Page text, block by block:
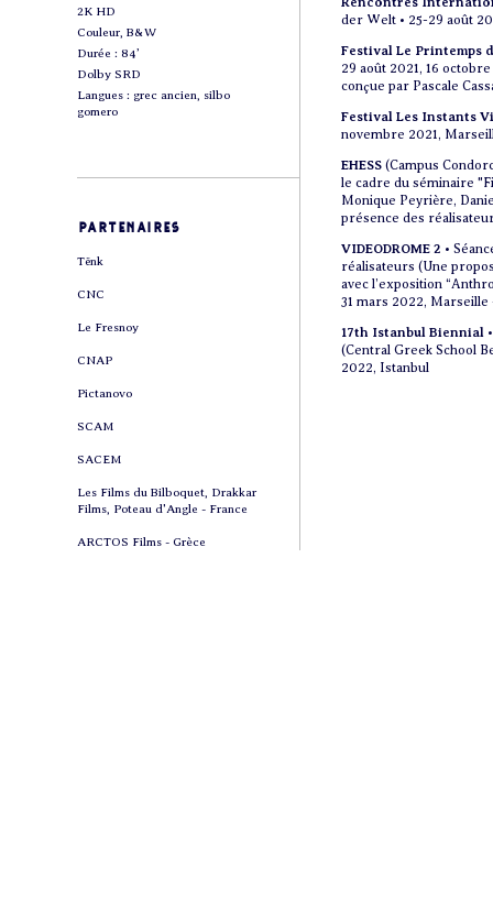
2K HD
Couleur, B&W
Durée : 84’
Dolby SRD
Langues : grec ancien, silbo
gomero
partenaires
Tënk
CNC
Le Fresnoy
CNAP
Pictanovo
SCAM
SACEM
Les Films du Bilboquet, Drakkar
Films, Poteau d'Angle - France
ARCTOS Films - Grèce
der Welt • 25-29 août
Festival Le Printemps
29 août 2021, 16
conçue par Pascale
Festival Les Instants
novembre 2021,
EHESS (Campus
le cadre du séminaire
Monique Peyrière,
présence des
VIDEODROME 2 •
réalisateurs (Une
avec l’exposition
31 mars 2022, Marseille
17th Istanbul Biennial
(Central Greek School
2022, Istanbul